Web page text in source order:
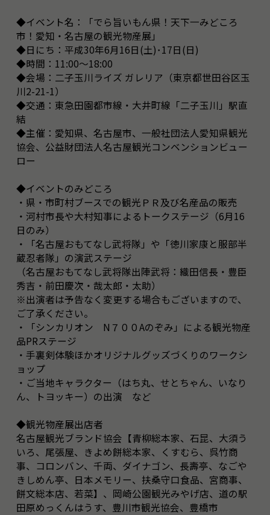
◆イベント名：「でら旨いもん県！天下一みどころ
市！愛知・名古屋の観光物産展」
◆日にち：平成30年6月16日(土)･17日(日)
◆時間：11:00～18:00
◆会場：二子玉川ライズ ガレリア（東京都世田谷区玉
川2-21-1）
◆交通：東急田園都市線・大井町線「二子玉川」駅直
結
◆主催：愛知県、名古屋市、一般社団法人愛知県観光
協会、公益財団法人名古屋観光コンベンションビュー
ロー
◆イベントのみどころ
・県・市町村ブースでの観光ＰＲ及び名産品の販売
・河村市長や大村知事によるトークステージ（6月16
日のみ）
・「名古屋おもてなし武将隊」や「徳川家康と服部半
蔵忍者隊」の演武ステージ
（名古屋おもてなし武将隊出陣武将：織田信長・豊臣
秀吉・前田慶次・哉太郎・太助）
※出演者は予告なく変更する場合もございますので、
ご了承ください。
・「シンカリオン N７００Aのぞみ」による観光物産
品PRステージ
・手裏剣体験ほかオリジナルグッズづくりのワークシ
ョップ
・ご当地キャラクター（はち丸、せとちゃん、いなり
ん、トヨッキー）の出演 など
◆観光物産展出店者
名古屋観光ブランド協会【青柳総本家、石昆、大須う
いろ、尾張屋、きよめ餅総本家、くすむら、呉竹商
事、コロンバン、千両、ダイナゴン、長壽亭、なごや
きしめん亭、日本メモリー、扶桑守口食品、宮商事、
餅文総本店、若菜】、岡崎公園観光みやげ店、道の駅
田原めっくんはうす、豊川市観光協会、豊橋市